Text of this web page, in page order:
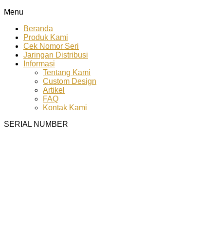
Menu
Beranda
Produk Kami
Cek Nomor Seri
Jaringan Distribusi
Informasi
Tentang Kami
Custom Design
Artikel
FAQ
Kontak Kami
SERIAL NUMBER